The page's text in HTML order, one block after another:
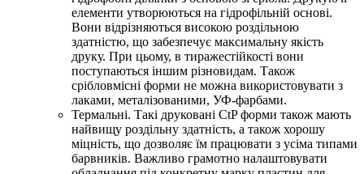
елементи утворюються на гідрофільній основі.
Вони відрізняються високою роздільною
здатністю, що забезпечує максимальну якість
друку. При цьому, в тиражестійкості вони
поступаються іншим різновидам. Також
срібловмісні форми не можна використовувати з
лаками, металізованими, УФ-фарбами.
Термальні. Такі друковані CtP форми також мають
найвищу роздільну здатність, а також хорошу
міцність, що дозволяє їм працювати з усіма типами
барвників. Важливо грамотно налаштовувати